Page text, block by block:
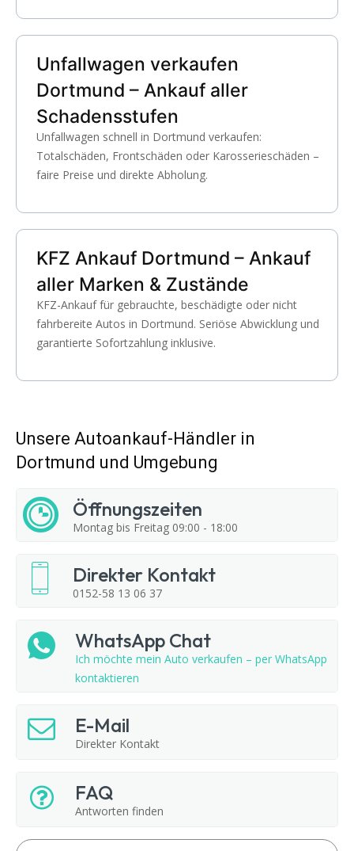
Unfallwagen verkaufen
Dortmund – Ankauf aller
Schadensstufen
Unfallwagen schnell in Dortmund verkaufen:
Totalschäden, Frontschäden oder Karosserieschäden –
faire Preise und direkte Abholung.
KFZ Ankauf Dortmund – Ankauf
aller Marken & Zustände
KFZ-Ankauf für gebrauchte, beschädigte oder nicht
fahrbereite Autos in Dortmund. Seriöse Abwicklung und
garantierte Sofortzahlung inklusive.
Unsere Autoankauf-Händler in
Dortmund und Umgebung
Öffnungszeiten
Montag bis Freitag 09:00 - 18:00
Direkter Kontakt
0152-58 13 06 37
WhatsApp Chat
Ich möchte mein Auto verkaufen – per WhatsApp
kontaktieren
E-Mail
Direkter Kontakt
FAQ
Antworten finden